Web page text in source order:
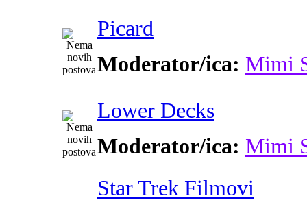
Picard
Moderator/ica: Mimi
Lower Decks
Moderator/ica: Mimi
Star Trek Filmovi